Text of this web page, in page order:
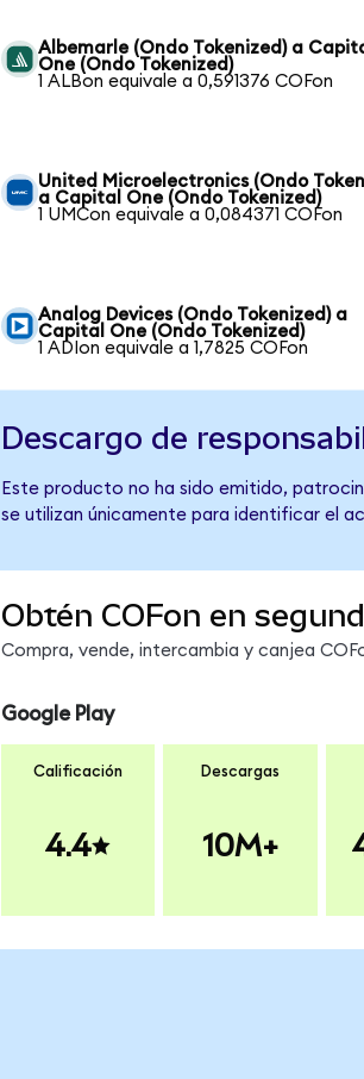
Albemarle (Ondo Tokenized) a
One (Ondo Tokenized)
1 ALBon equivale a 0,591376 COFon
United Microelectronics (Ondo
a Capital One (Ondo Tokenized)
1 UMCon equivale a 0,084371 COFon
Analog Devices (Ondo Tokenized) a
Capital One (Ondo Tokenized)
1 ADIon equivale a 1,7825 COFon
Descargo de
Este producto no ha sido emitido,
se utilizan únicamente para identificar el
Obtén COFon en
Compra, vende, intercambia y canjea
Google Play
Calificación
4.4
Descargas
10M+